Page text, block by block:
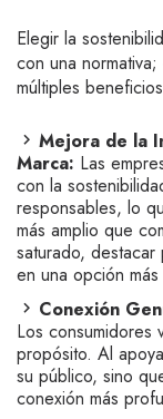
Elegir la
con una
múltiples
Mejora de la
Marca: Las
con la
responsables, lo
más amplio que
saturado,
en una opción
Conexión
Los consumidores
propósito. Al
su público, sino
conexión más